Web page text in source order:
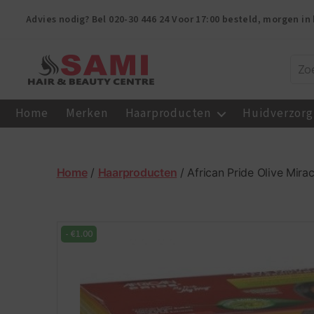
Advies nodig? Bel 020-30 446 24 Voor 17:00 besteld, morgen in
Hair
Centre
Home Merken Haarproducten
Home/ Haarproducten / African Pride Olive
- €1.00